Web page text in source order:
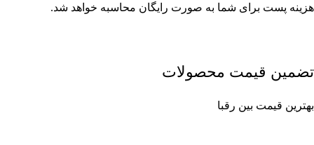
هزینه پست برای شما به صورت رایگان محاسبه خواهد شد.
تضمین قیمت محصولات
بهترین قیمت بین رقبا